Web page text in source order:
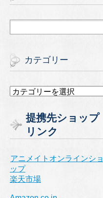
カテゴリー
カ
リ
ー
提携先ショップ
リンク
アニメイトオンラインショ
ップ
楽天市場